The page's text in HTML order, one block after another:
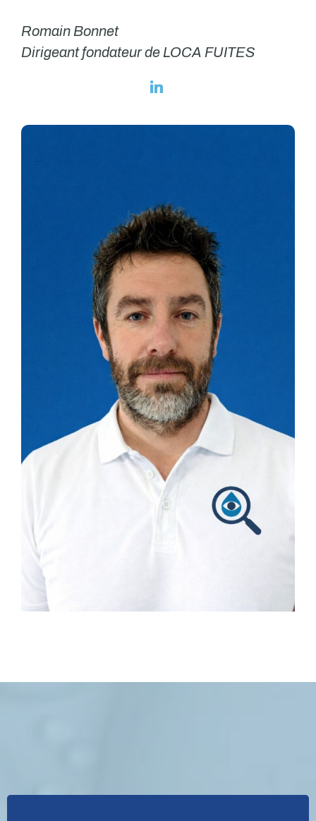
Romain Bonnet
Dirigeant fondateur de LOCA FUITES